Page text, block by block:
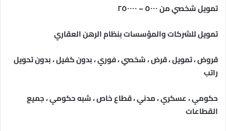
تمويل شخصي من ٥٠٠٠ – ٢٥٠٠٠٠
تمويل للشركات والمؤسسات بنظام الرهن العقاري
قروض ، تمويل ، قرض ، شخصي ، فوري ، بدون كفيل ، بدون تحويل
راتب
حكومي ، عسكري ، مدني ، قطاع خاص ، شبه حكومي ، جميع
القطاعات